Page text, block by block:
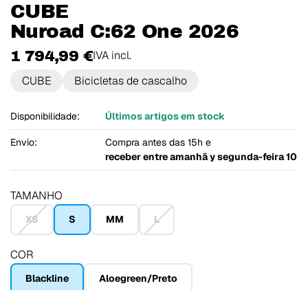
CUBE
Nuroad C:62 One 2026
1 794,99 €IVA incl.
CUBE
Bicicletas de cascalho
Disponibilidade: Últimos artigos em stock
Envio:
Compra antes das 15h e
receber entreamanhã y segunda-feira 10
TAMANHO
XS S MM L
COR
Blackline Aloegreen/Preto